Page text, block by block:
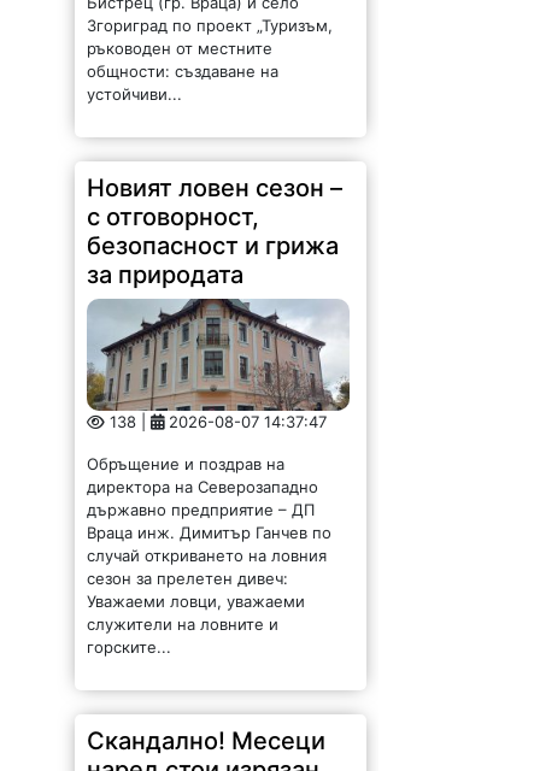
Обръщение и поздрав на
директора на Северозападно
държавно предприятие – ДП
Враца инж. Димитър Ганчев по
случай откриването на ловния
сезон за прелетен дивеч:
Уважаеми ловци, уважаеми
служители на ловните и
горските...
Скандално! Месеци
наред стои изрязан
пътят Враца-Мездра,
институциите спят!